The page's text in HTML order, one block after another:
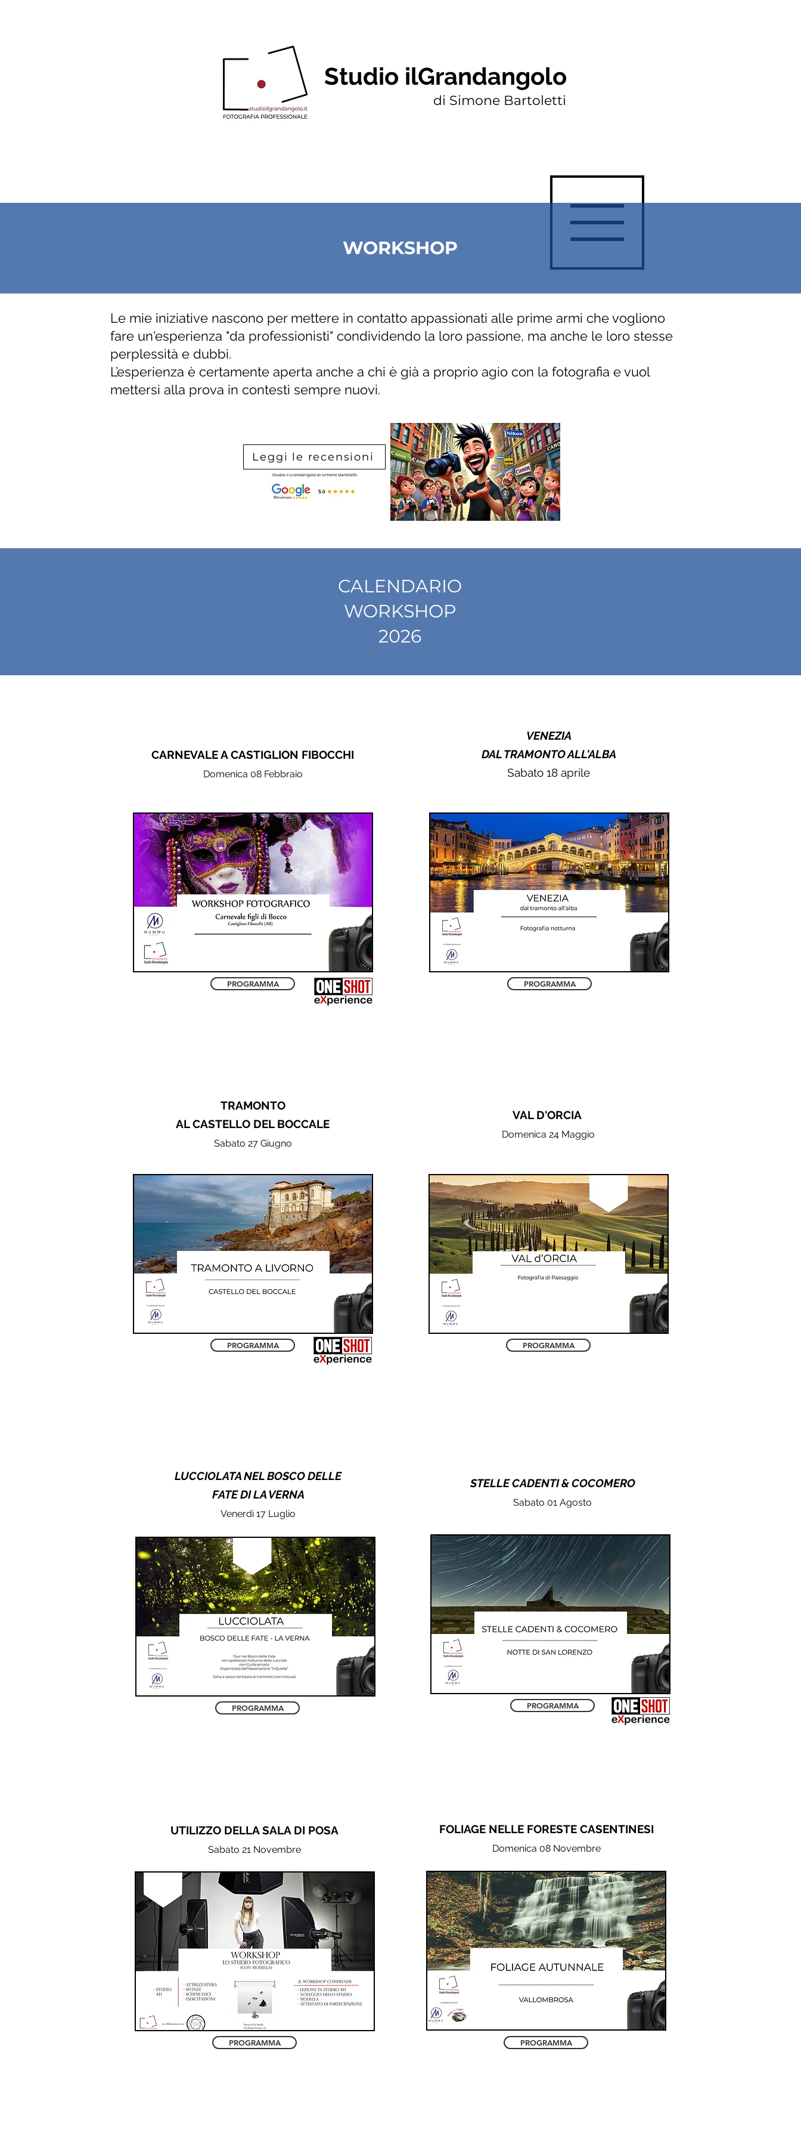
Studio ilGrandangolo
di Simone Bartoletti
WORKSHOP
Le mie iniziative nascono per mettere in contatto appassionati alle prime armi che vogliono
fare un'esperienza "da professionisti" condividendo la loro passione, ma anche le loro stesse
perplessità e dubbi.
L’esperienza è certamente aperta anche a chi è già a proprio agio con la fotografia e vuol
mettersi alla prova in contesti sempre nuovi.
Leggi le recensioni
CALENDARIO
WORKSHOP
2026
CARNEVALE A CASTIGLION FIBOCCHI
Domenica 08 Febbraio
PROGRAMMA
TRAMONTO
AL CASTELLO DEL BOCCALE
Sabato 27 Giugno
PROGRAMMA
LUCCIOLATA NEL BOSCO DELLE
FATE DI LA VERNA
Venerdì 17 Luglio
PROGRAMMA
UTILIZZO DELLA SALA DI POSA
Sabato 21 Novembre
PROGRAMMA
VENEZIA
DAL TRAMONTO ALL'ALBA
Sabato 18 aprile
PROGRAMMA
VAL D'ORCIA
Domenica 24 Maggio
PROGRAMMA
STELLE CADENTI & COCOMERO
Sabato 01 Agosto
PROGRAMMA
FOLIAGE NELLE FORESTE CASENTINESI
Domenica 08 Novembre
PROGRAMMA